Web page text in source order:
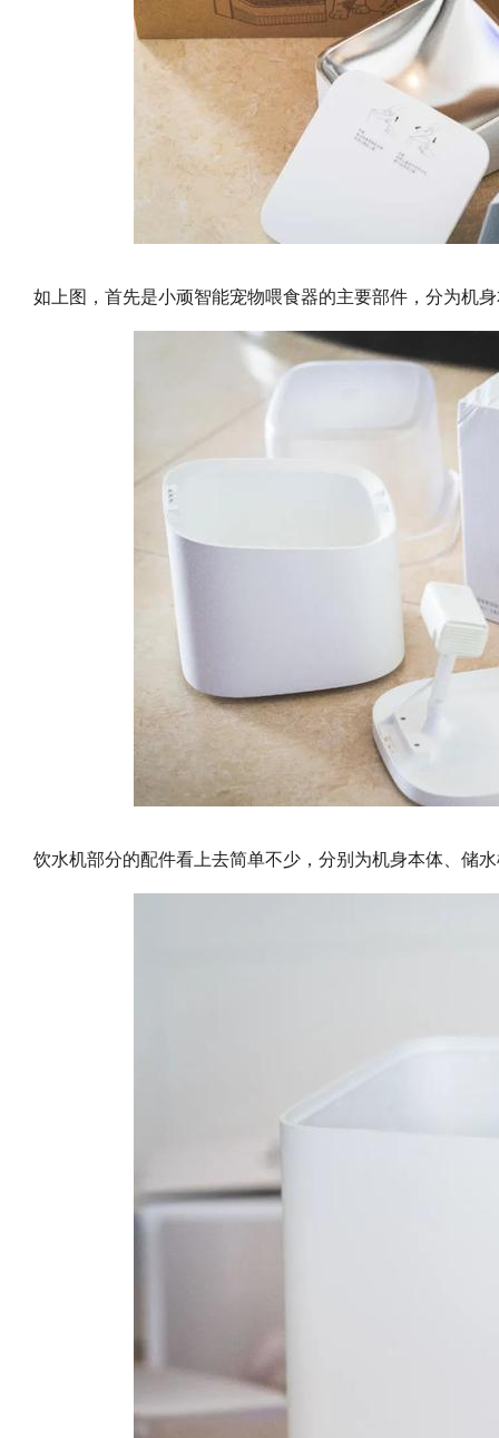
如上图，首先是小顽智能宠物喂食器的主要部件，分为机
饮水机部分的配件看上去简单不少，分别为机身本体、储